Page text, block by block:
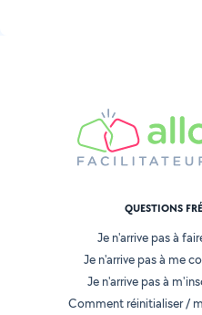
QUESTIONS
Je n'arrive pas à
Je n'arrive pas à me
Je n'arrive pas à
Comment réinitialiser /